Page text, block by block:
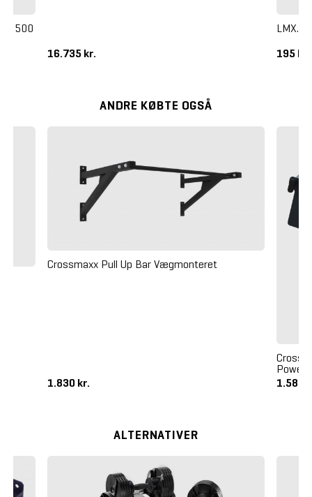
x 500
16.735 kr.
LMX.
195 kr.
ANDRE KØBTE OGSÅ
Crossmaxx Pull Up Bar Vægmonteret
1.830 kr.
Power
1.585
ALTERNATIVER